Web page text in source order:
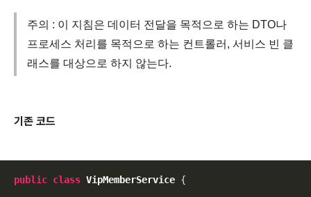
주의 : 이 지침은 데이터 전달을 목적으로 하는 DTO나
프로세스 처리를 목적으로 하는 컨트롤러, 서비스 빈 클
래스를 대상으로 하지 않는다.
기존 코드
public class VipMemberService {